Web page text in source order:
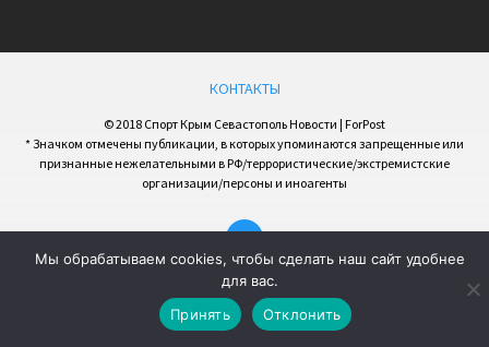
КОНТАКТЫ
© 2018 Спорт Крым Севастополь Новости | ForPost
* Значком отмечены публикации, в которых упоминаются запрещенные или
признанные нежелательными в РФ/террористические/экстремистские
организации/персоны и иноагенты
Мы обрабатываем cookies, чтобы сделать наш сайт удобнее
для вас.
Принять
Отклонить